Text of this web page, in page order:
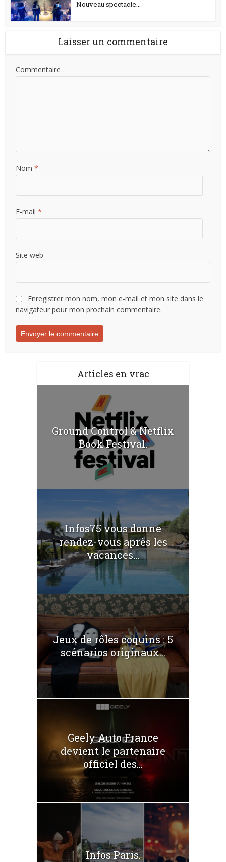
Nouveau spectacle...
Laisser un commentaire
Commentaire
Nom*
E-mail*
Site web
Enregistrer mon nom, mon e-mail et mon site dans le
navigateur pour mon prochain commentaire.
Articles en vrac
Ground Control & Netflix
Book Festival.
Infos75 vous donne
rendez-vous après les
vacances...
Jeux de rôles coquins : 5
scénarios originaux...
Geely Auto France
devient le partenaire
officiel des...
Infos Paris.